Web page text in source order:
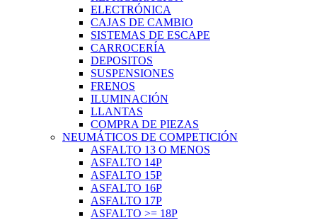
ELECTRÓNICA
CAJAS DE CAMBIO
SISTEMAS DE ESCAPE
CARROCERÍA
DEPOSITOS
SUSPENSIONES
FRENOS
ILUMINACIÓN
LLANTAS
COMPRA DE PIEZAS
NEUMÁTICOS DE COMPETICIÓN
ASFALTO 13 O MENOS
ASFALTO 14P
ASFALTO 15P
ASFALTO 16P
ASFALTO 17P
ASFALTO >= 18P